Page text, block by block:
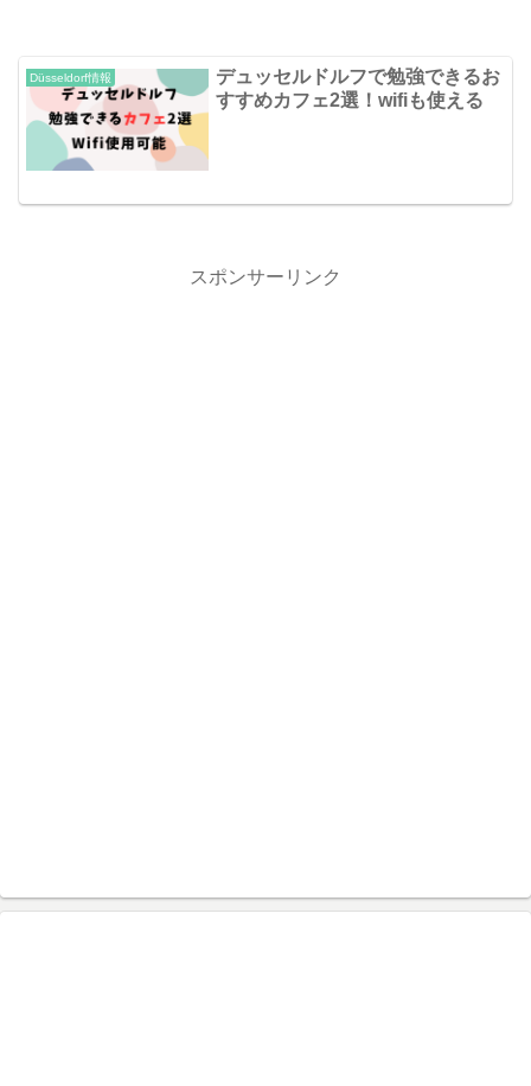
Düsseldorf情報
デュッセルドルフで勉強できるお
すすめカフェ2選！wifiも使える
スポンサーリンク